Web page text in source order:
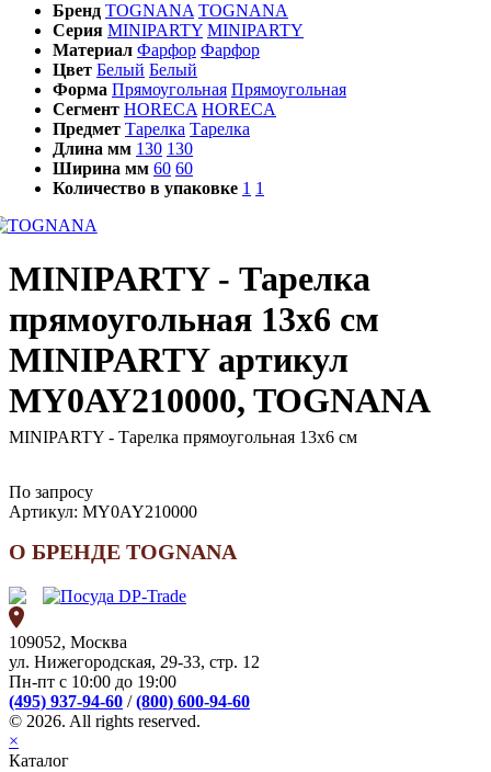
Бренд TOGNANA TOGNANA
Серия MINIPARTY MINIPARTY
Материал Фарфор Фарфор
Цвет Белый Белый
Форма Прямоугольная Прямоугольная
Сегмент HORECA HORECA
Предмет Тарелка Тарелка
Длина мм 130 130
Ширина мм 60 60
Количество в упаковке 1 1
MINIPARTY - Тарелка
прямоугольная 13x6 см
MINIPARTY артикул
MY0AY210000, TOGNANA
MINIPARTY - Тарелка прямоугольная 13x6 см
По запросу
Артикул: MY0AY210000
О БРЕНДЕ TOGNANA
109052, Москва
ул. Нижегородская, 29-33, стр. 12
Пн-пт с 10:00 до 19:00
(495) 937-94-60 /(800) 600-94-60
© 2026. All rights reserved.
×
Каталог